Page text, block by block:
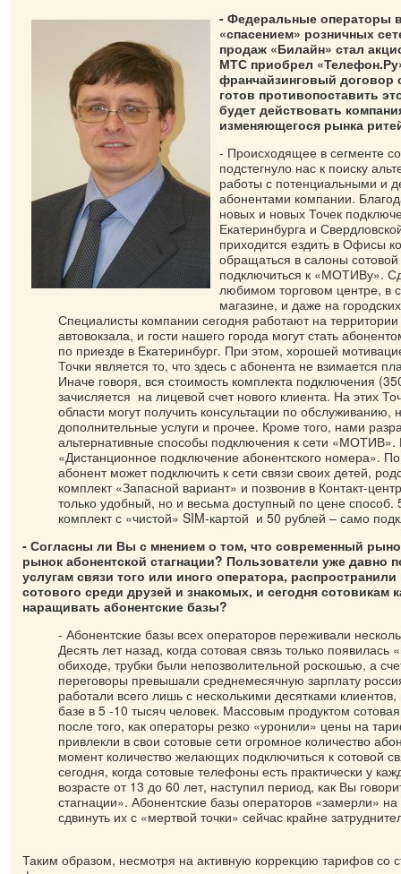
- Федеральные операторы
«спасением» розничных
продаж «Билайн» стал
МТС приобрел
франчайзинговый договор
готов противопоставить
будет действовать
изменяющегося рынка
- Происходящее в сегменте
подстегнуло нас к поиску
работы с потенциальными и
абонентами компании.
новых и новых Точек
Екатеринбурга и
приходится ездить в Офисы
обращаться в салоны
подключиться к «МОТИВу».
любимом торговом центре, в
магазине, и даже на
Специалисты компании сегодня работают на
автовокзала, и гости нашего города могут стать
по приезде в Екатеринбург. При этом, хорошей
Точки является то, что здесь с абонента не взимается
Иначе говоря, вся стоимость комплекта подключения
зачисляется на лицевой счет нового клиента. На этих
области могут получить консультации по обслуживанию,
дополнительные услуги и прочее. Кроме того, нами
альтернативные способы подключения к сети
«Дистанционное подключение абонентского номера».
абонент может подключить к сети связи своих детей,
комплект «Запасной вариант» и позвонив в Контакт-
только удобный, но и весьма доступный по цене способ.
комплект с «чистой» SIM-картой и 50 рублей – само
- Согласны ли Вы с мнением о том, что современный
рынок абонентской стагнации? Пользователи уже давно
услугам связи того или иного оператора,
сотового среди друзей и знакомых, и сегодня сотовикам
наращивать абонентские базы?
- Абонентские базы всех операторов переживали
Десять лет назад, когда сотовая связь только появилась
обиходе, трубки были непозволительной роскошью, а
переговоры превышали среднемесячную зарплату
работали всего лишь с несколькими десятками
базе в 5 -10 тысяч человек. Массовым продуктом
после того, как операторы резко «уронили» цены на
привлекли в свои сотовые сети огромное количество
момент количество желающих подключиться к сотовой
сегодня, когда сотовые телефоны есть практически у
возрасте от 13 до 60 лет, наступил период, как Вы
стагнации». Абонентские базы операторов «замерли»
сдвинуть их с «мертвой точки» сейчас крайне
Таким образом, несмотря на активную коррекцию тарифов со